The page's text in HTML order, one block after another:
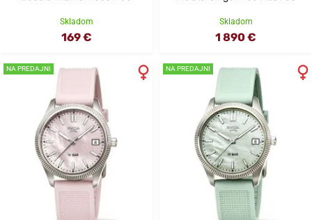
Skladom
169 €
Skladom
1 890 €
NA PREDAJNI NA PREDAJNI